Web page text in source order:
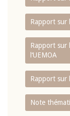
Rapport sur
Rapport sur
l‘UEMOA
Rapport sur
Note